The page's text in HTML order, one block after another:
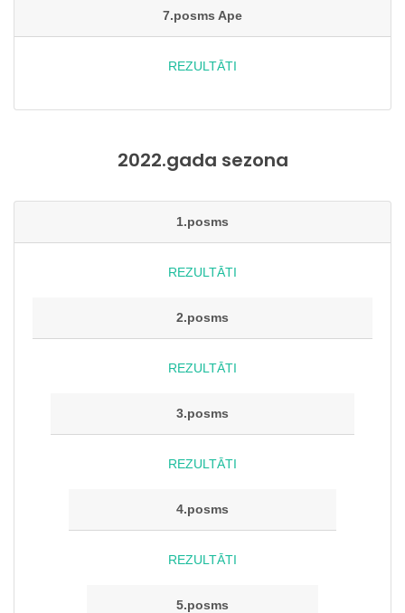
7.posms Ape
REZULTĀTI
2022.gada sezona
1.posms
REZULTĀTI
2.posms
REZULTĀTI
3.posms
REZULTĀTI
4.posms
REZULTĀTI
5.posms